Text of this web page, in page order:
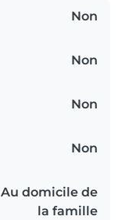
Non
Non
Non
Non
Au domicile de
la famille